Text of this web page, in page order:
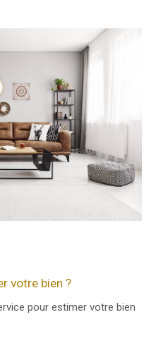
votre bien ?
pour estimer votre bien